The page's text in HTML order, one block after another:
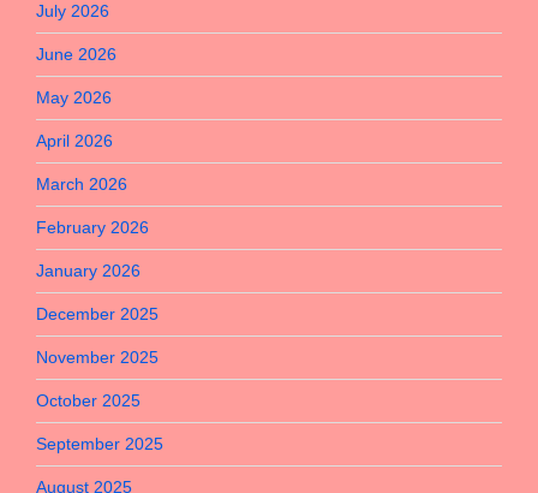
July 2026
June 2026
May 2026
April 2026
March 2026
February 2026
January 2026
December 2025
November 2025
October 2025
September 2025
August 2025